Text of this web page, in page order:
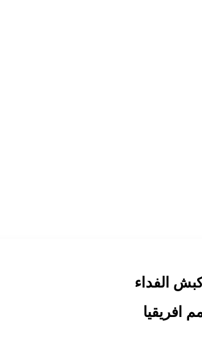
الفداء
افريقيا